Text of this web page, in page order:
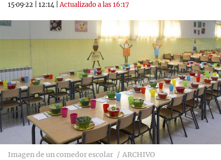
15·09·22
12:14 |Actualizado a las 16:17
Imagen de un comedor escolar ARCHIVO